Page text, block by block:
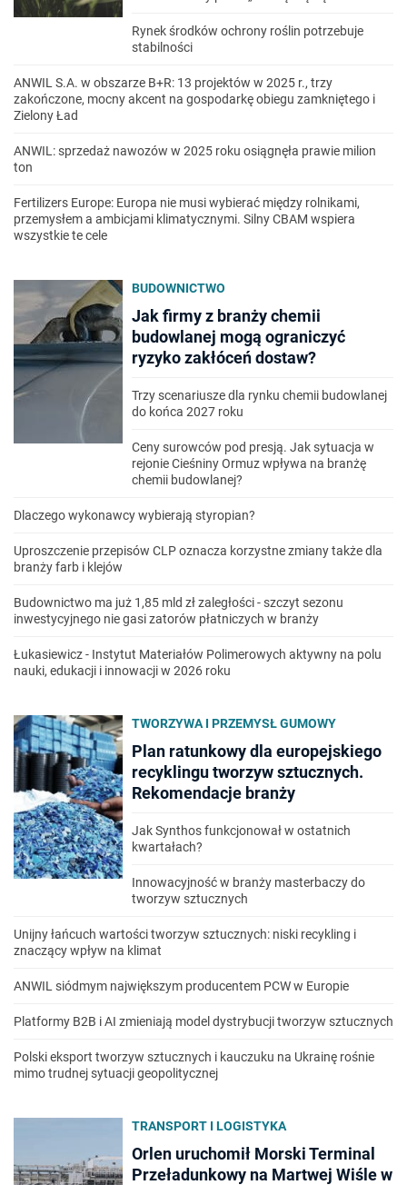
Rynek środków ochrony roślin potrzebuje
stabilności
ANWIL S.A. w obszarze B+R: 13 projektów w 2025 r., trzy
zakończone, mocny akcent na gospodarkę obiegu zamkniętego i
Zielony Ład
ANWIL: sprzedaż nawozów w 2025 roku osiągnęła prawie milion
ton
Fertilizers Europe: Europa nie musi wybierać między rolnikami,
przemysłem a ambicjami klimatycznymi. Silny CBAM wspiera
wszystkie te cele
BUDOWNICTWO
Jak firmy z branży chemii
budowlanej mogą ograniczyć
ryzyko zakłóceń dostaw?
Trzy scenariusze dla rynku chemii budowlanej
do końca 2027 roku
Ceny surowców pod presją. Jak sytuacja w
rejonie Cieśniny Ormuz wpływa na branżę
chemii budowlanej?
Dlaczego wykonawcy wybierają styropian?
Uproszczenie przepisów CLP oznacza korzystne zmiany także dla
branży farb i klejów
Budownictwo ma już 1,85 mld zł zaległości - szczyt sezonu
inwestycyjnego nie gasi zatorów płatniczych w branży
Łukasiewicz - Instytut Materiałów Polimerowych aktywny na polu
nauki, edukacji i innowacji w 2026 roku
TWORZYWA I PRZEMYSŁ GUMOWY
Plan ratunkowy dla europejskiego
recyklingu tworzyw sztucznych.
Rekomendacje branży
Jak Synthos funkcjonował w ostatnich
kwartałach?
Innowacyjność w branży masterbaczy do
tworzyw sztucznych
Unijny łańcuch wartości tworzyw sztucznych: niski recykling i
znaczący wpływ na klimat
ANWIL siódmym największym producentem PCW w Europie
Platformy B2B i AI zmieniają model dystrybucji tworzyw sztucznych
Polski eksport tworzyw sztucznych i kauczuku na Ukrainę rośnie
mimo trudnej sytuacji geopolitycznej
TRANSPORT I LOGISTYKA
Orlen uruchomił Morski Terminal
Przeładunkowy na Martwej Wiśle w